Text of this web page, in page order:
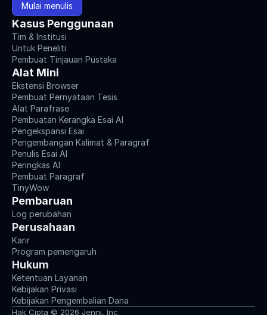
Mulai menulis
Kasus Penggunaan
Tim & Institusi
Untuk Peneliti
Pembuat Tinjauan Pustaka
Alat Mini
Ekstensi Browser
Pembuat Pernyataan Tesis
Alat Parafrase
Pembuatan Kerangka Esai AI
Pengekspansi Esai
Pengembangan Kalimat & Paragraf
Penulis Esai AI
Peringkas AI
Pembuat Paragraf
TinyWow
Pembaruan
Log perubahan
Perusahaan
Karir
Program pemengaruh
Hukum
Ketentuan Layanan
Kebijakan Privasi
Kebijakan Pengembalian Dana
Hak Cipta © 2026 Jenni, Inc.